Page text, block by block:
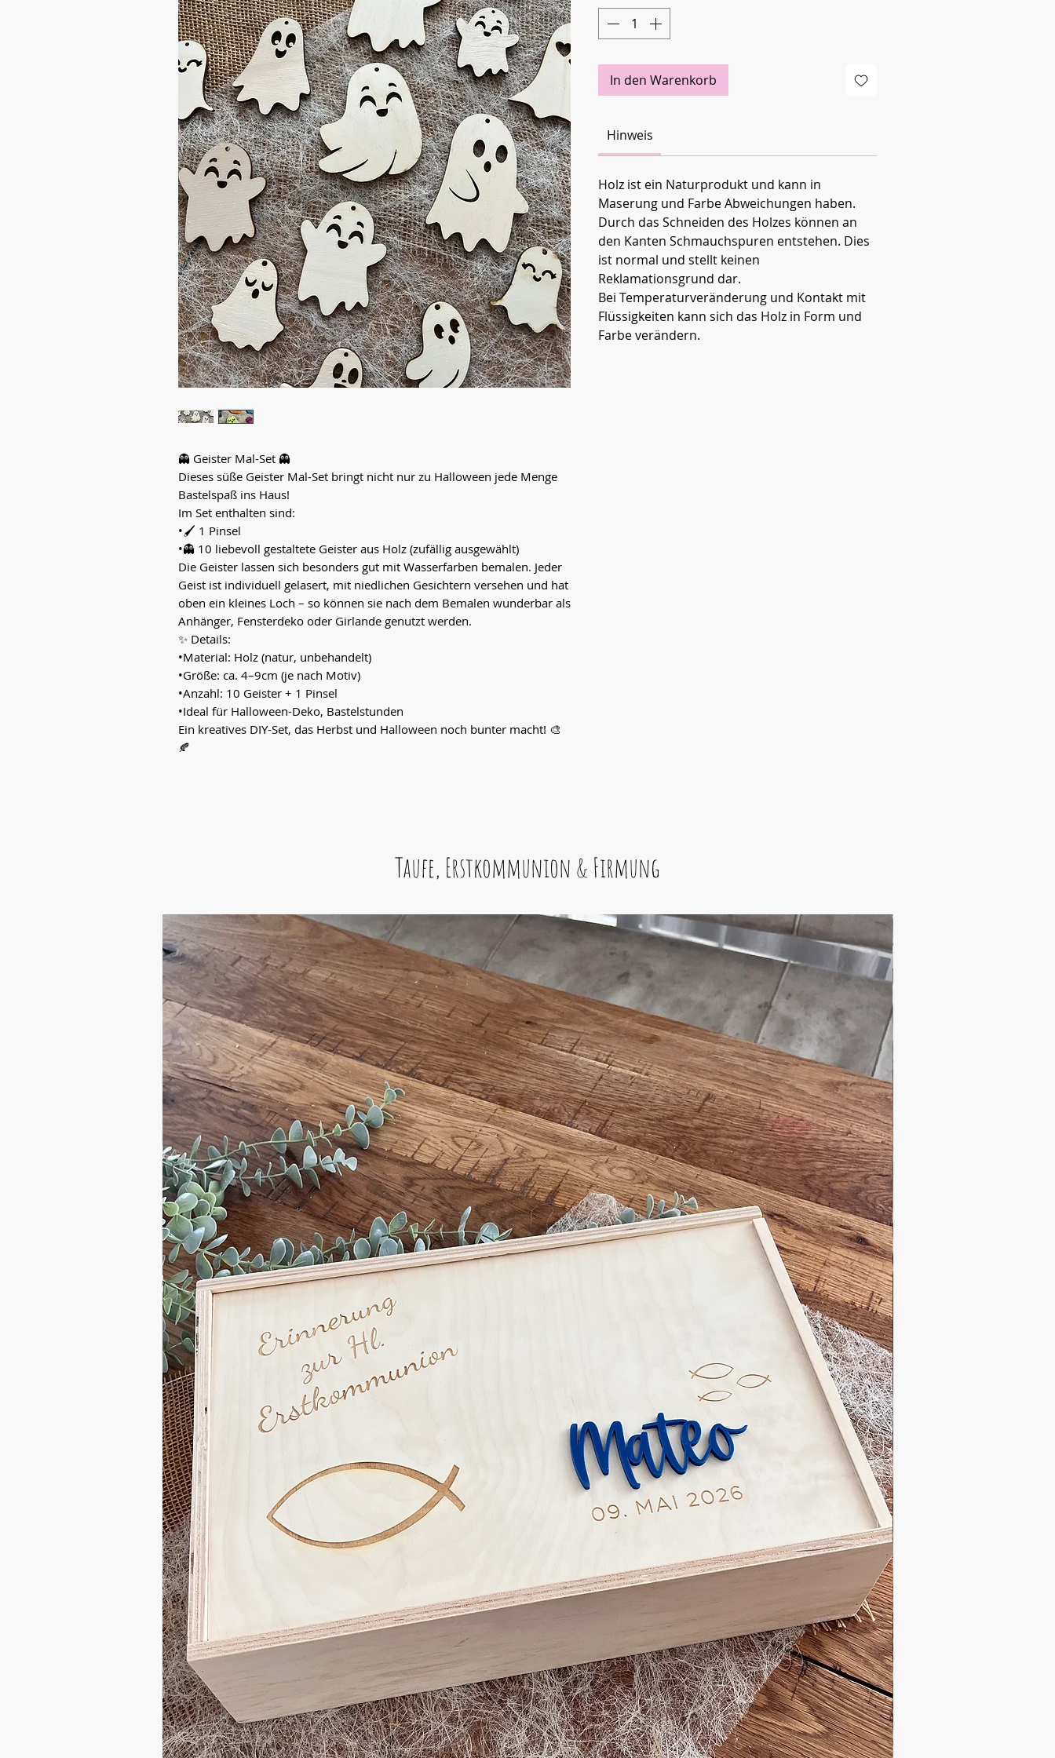
👻 Geister Mal-Set 👻
Dieses süße Geister Mal-Set bringt nicht nur zu Halloween jede Menge
Bastelspaß ins Haus!
Im Set enthalten sind:
•🖌️ 1 Pinsel
•👻 10 liebevoll gestaltete Geister aus Holz (zufällig ausgewählt)
Die Geister lassen sich besonders gut mit Wasserfarben bemalen. Jeder
Geist ist individuell gelasert, mit niedlichen Gesichtern versehen und hat
oben ein kleines Loch – so können sie nach dem Bemalen wunderbar als
Anhänger, Fensterdeko oder Girlande genutzt werden.
✨ Details:
•Material: Holz (natur, unbehandelt)
•Größe: ca. 4–9cm (je nach Motiv)
•Anzahl: 10 Geister + 1 Pinsel
•Ideal für Halloween-Deko, Bastelstunden
Ein kreatives DIY-Set, das Herbst und Halloween noch bunter macht! 🎨
🍂
In den Warenkorb
Hinweis
Holz ist ein Naturprodukt und kann in
Maserung und Farbe Abweichungen haben.
Durch das Schneiden des Holzes können an
den Kanten Schmauchspuren entstehen. Dies
ist normal und stellt keinen
Reklamationsgrund dar.
Bei Temperaturveränderung und Kontakt mit
Flüssigkeiten kann sich das Holz in Form und
Farbe verändern.
Taufe, Erstkommunion & Firmung